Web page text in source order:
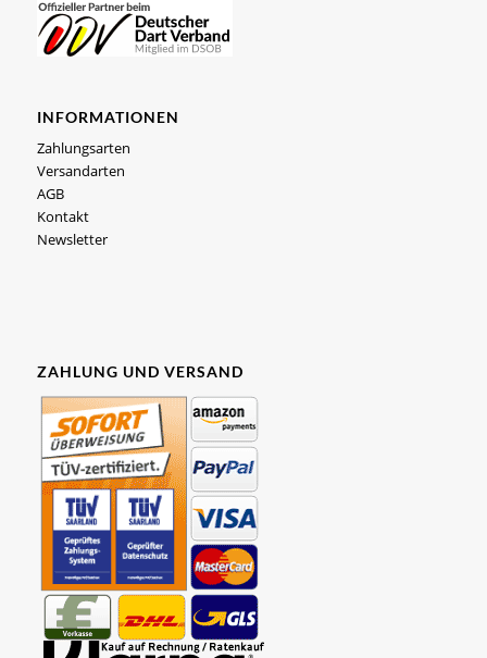
INFORMATIONEN
Zahlungsarten
Versandarten
AGB
Kontakt
Newsletter
ZAHLUNG UND VERSAND